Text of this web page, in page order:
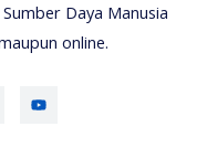
Daya Manusia
online.